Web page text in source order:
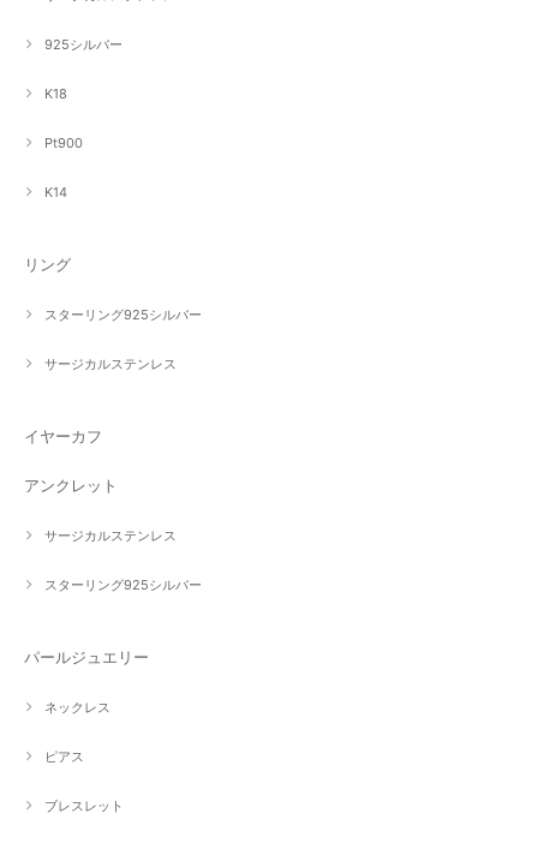
925シルバー
K18
Pt900
K14
リング
スターリング925シルバー
サージカルステンレス
イヤーカフ
アンクレット
サージカルステンレス
スターリング925シルバー
パールジュエリー
ネックレス
ピアス
ブレスレット